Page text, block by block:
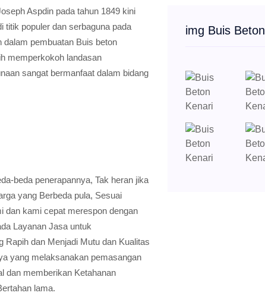
Aspdin pada tahun 1849 kini
titik populer dan serbaguna pada
dalam pembuatan Buis beton
memperkokoh landasan
sangat bermanfaat dalam bidang
beda penerapannya, Tak heran jika
yang Berbeda pula, Sesuai
dan kami cepat merespon dengan
Layanan Jasa untuk
dan Menjadi Mutu dan Kualitas
yang melaksanakan pemasangan
dan memberikan Ketahanan
lama.
img Buis Beton